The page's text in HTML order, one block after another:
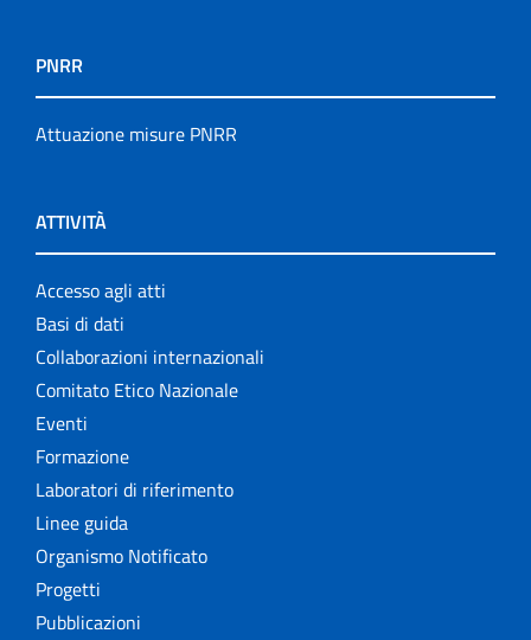
PNRR
Attuazione misure PNRR
ATTIVITÀ
Accesso agli atti
Basi di dati
Collaborazioni internazionali
Comitato Etico Nazionale
Eventi
Formazione
Laboratori di riferimento
Linee guida
Organismo Notificato
Progetti
Pubblicazioni